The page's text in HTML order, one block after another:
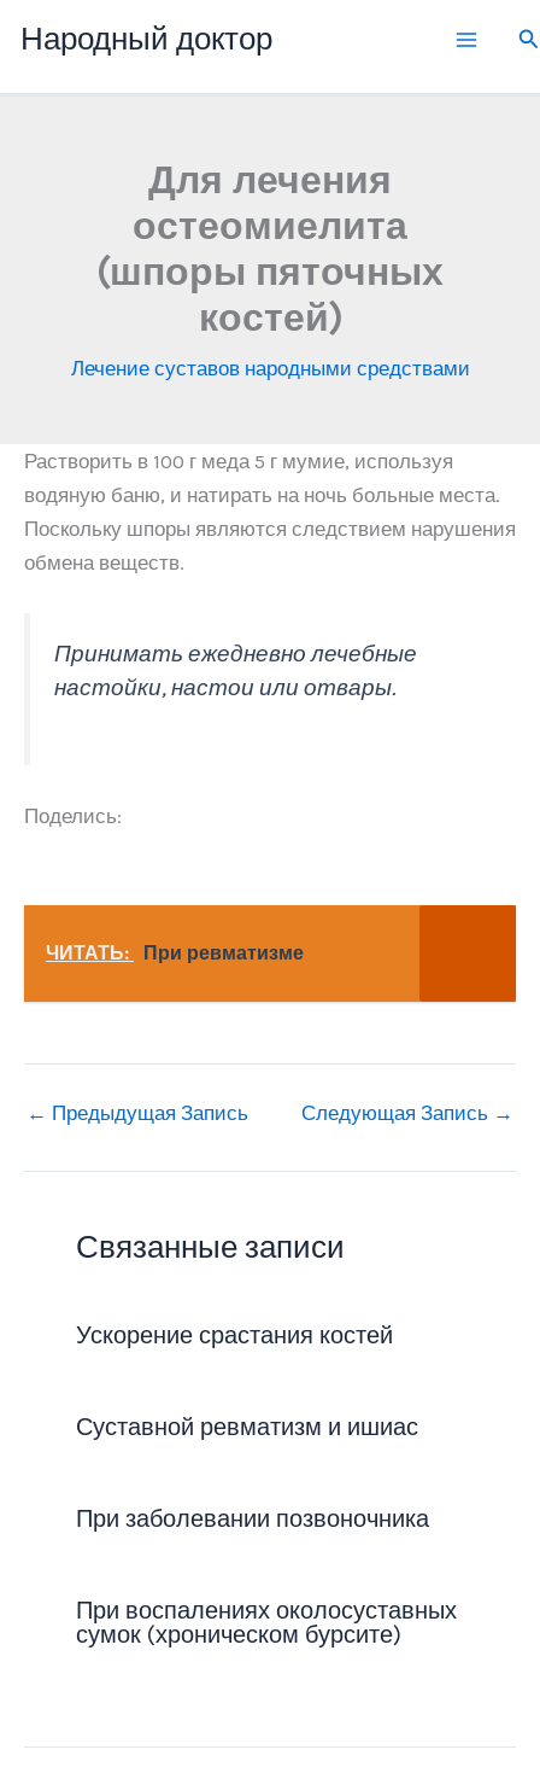
Народный доктор
Для лечения
остеомиелита
(шпоры пяточных
костей)
Лечение суставов народными средствами
Растворить в 100 г меда 5 г мумие, используя
водяную баню, и натирать на ночь больные места.
Поскольку шпоры являются следствием нарушения
обмена веществ.
Прини­мать ежедневно лечебные
настойки, настои или отвары.
Поделись:
ЧИТАТЬ: При ревматизме
← Предыдущая Запись Следующая Запись →
Связанные записи
Ускорение срастания костей
Суставной ревматизм и ишиас
При заболевании позвоночника
При воспалениях околосуставных
сумок (хроническом бурсите)